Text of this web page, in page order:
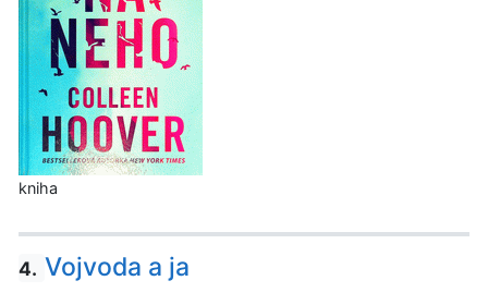
kniha
4. Vojvoda a ja